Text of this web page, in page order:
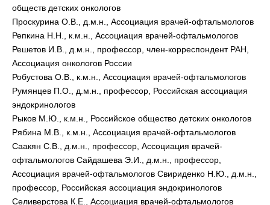
обществ детских онкологов
Проскурина О.В., д.м.н., Ассоциация врачей-офтальмологов
Репкина Н.Н., к.м.н., Ассоциация врачей-офтальмологов
Решетов И.В., д.м.н., профессор, член-корреспондент РАН,
Ассоциация онкологов России
Робустова О.В., к.м.н., Ассоциация врачей-офтальмологов
Румянцев П.О., д.м.н., профессор, Российская ассоциация
эндокринологов
Рыков М.Ю., к.м.н., Российское общество детских онкологов
Рябина М.В., к.м.н., Ассоциация врачей-офтальмологов
Саакян С.В., д.м.н., профессор, Ассоциация врачей-
офтальмологов Сайдашева Э.И., д.м.н., профессор,
Ассоциация врачей-офтальмологов Свириденко Н.Ю., д.м.н.,
профессор, Российская ассоциация эндокринологов
Селиверстова К.Е., Ассоциация врачей-офтальмологов